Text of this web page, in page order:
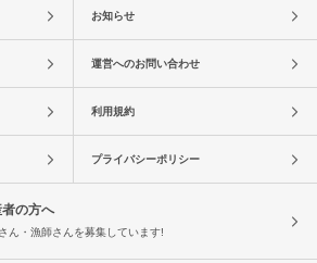
お知らせ
運営へのお問い合わせ
利用規約
プライバシーポリシー
の方へ
ん・漁師さんを募集しています!